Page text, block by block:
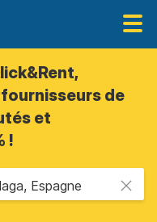
de
et
!
Espagne